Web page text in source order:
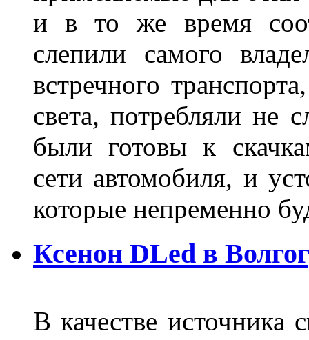
и в то же время
слепили самого
встречного
света, потребляли не
были готовы к
сети автомобиля, и
которые непременно
Ксенон DLed в
В качестве источника